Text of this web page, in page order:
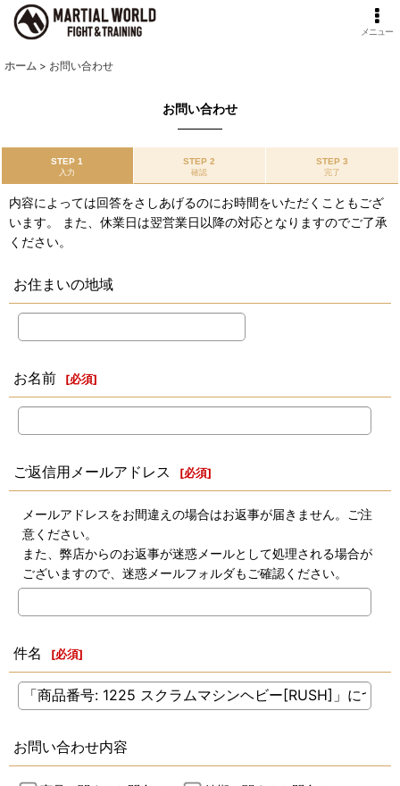
メニュー
ホーム > お問い合わせ
お問い合わせ
STEP 1
入力
STEP 2
確認
STEP 3
完了
内容によっては回答をさしあげるのにお時間をいただくこともござ
います。 また、休業日は翌営業日以降の対応となりますのでご了承
ください。
お住まいの地域
お名前 [必須]
ご返信用メールアドレス [必須]
メールアドレスをお間違えの場合はお返事が届きません。ご注
意ください。
また、弊店からのお返事が迷惑メールとして処理される場合が
ございますので、迷惑メールフォルダもご確認ください。
件名 [必須]
お問い合わせ内容